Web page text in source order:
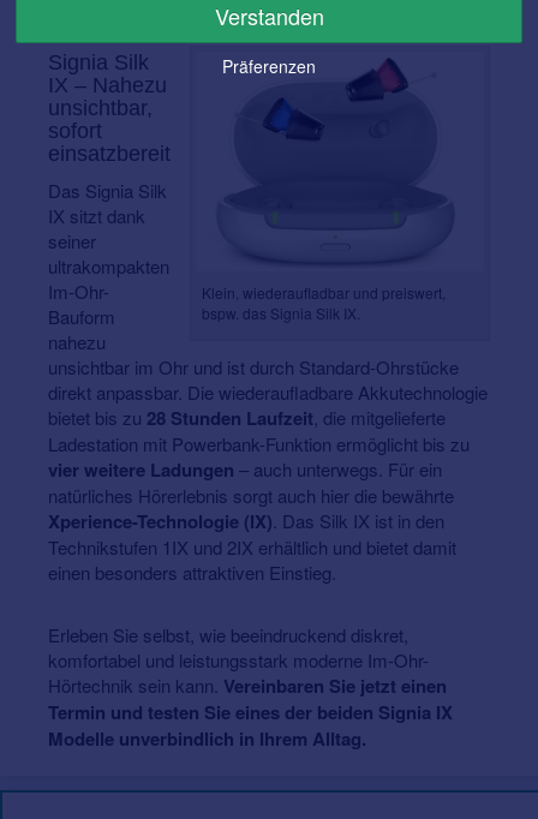
Klein, wiederaufladbar und preiswert,
bspw. das Signia Silk IX.
Signia Silk
IX – Nahezu
unsichtbar,
sofort
einsatzbereit
Das Signia Silk
IX sitzt dank
seiner
ultrakompakten
Im-Ohr-
Bauform
nahezu
unsichtbar im Ohr und ist durch Standard-Ohrstücke
direkt anpassbar. Die wiederaufladbare Akkutechnologie
bietet bis zu 28 Stunden Laufzeit , die mitgelieferte
Ladestation mit Powerbank-Funktion ermöglicht bis zu
vier weitere Ladungen – auch unterwegs. Für ein
natürliches Hörerlebnis sorgt auch hier die bewährte
Xperience-Technologie (IX) . Das Silk IX ist in den
Technikstufen 1IX und 2IX erhältlich und bietet damit
einen besonders attraktiven Einstieg.
Erleben Sie selbst, wie beeindruckend diskret,
komfortabel und leistungsstark moderne Im-Ohr-
Hörtechnik sein kann. Vereinbaren Sie jetzt einen
Termin und testen Sie eines der beiden Signia IX
Modelle unverbindlich in Ihrem Alltag.
Verstanden
Präferenzen